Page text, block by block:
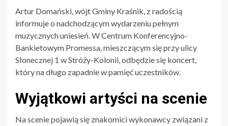
Artur Domański, wójt Gminy Kraśnik, z radością
informuje o nadchodzącym wydarzeniu pełnym
muzycznych uniesień. W Centrum Konferencyjno-
Bankietowym Promessa, mieszczącym się przy ulicy
Słonecznej 1 w Stróży-Kolonii, odbędzie się koncert,
który na długo zapadnie w pamięć uczestników.
Wyjątkowi artyści na scenie
Na scenie pojawią się znakomici wykonawcy związani z